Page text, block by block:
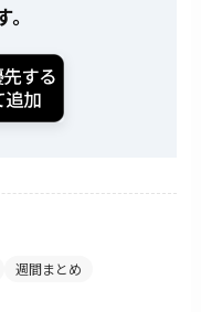
週間まとめ